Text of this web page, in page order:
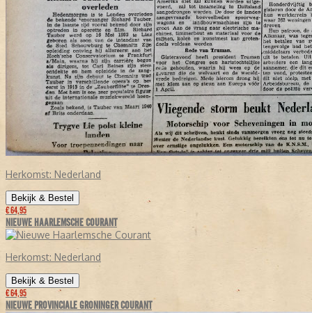
Herkomst: Nederland
Bekijk & Bestel
€ 64,95
NIEUWE HAARLEMSCHE COURANT
Herkomst: Nederland
Bekijk & Bestel
€ 64,95
NIEUWE PROVINCIALE GRONINGER COURANT